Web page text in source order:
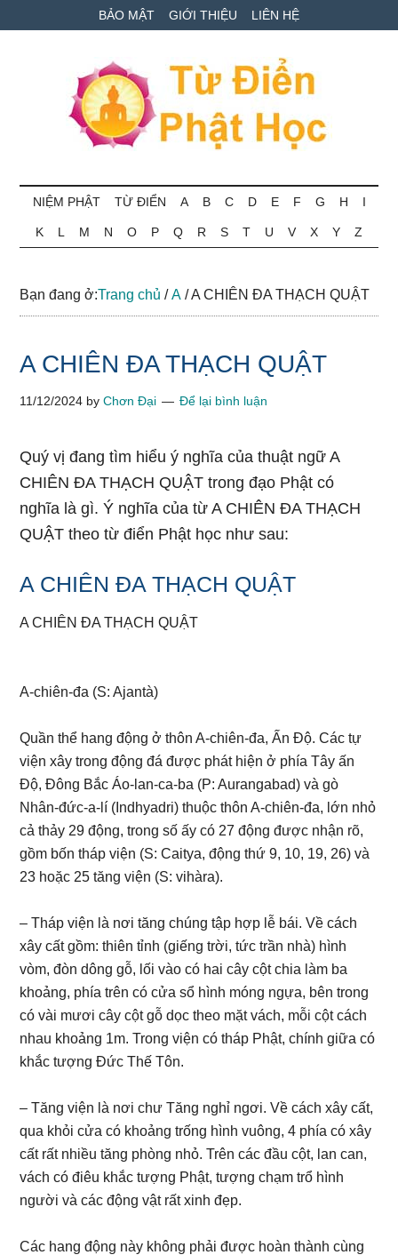
to
to
qua
BẢO MẬT GIỚI THIỆU LIÊN HỆ
Từ
điển
Phật
học
ngữ
NIỆM PHẬT TỪ ĐIỂN A B C D E F G H I
K L M N O P Q R S T U V X Y Z
Bạn đang ở:Trang chủ / A /A CHIÊN ĐA THẠCH QUẬT
A CHIÊN ĐA THẠCH QUẬT
11/12/2024 byChơn Đại Để lại bình luận
Quý vị đang tìm hiểu ý nghĩa của thuật ngữ A
CHIÊN ĐA THẠCH QUẬT trong đạo Phật có
nghĩa là gì. Ý nghĩa của từ A CHIÊN ĐA THẠCH
QUẬT theo từ điển Phật học như sau:
A CHIÊN ĐA THẠCH QUẬT
A CHIÊN ĐA THẠCH QUẬT
A-chiên-đa (S: Ajantà)
Quần thể hang động ở thôn A-chiên-đa, Ấn Độ. Các tự
viện xây trong động đá được phát hiện ở phía Tây ấn
Độ, Đông Bắc Áo-lan-ca-ba (P: Aurangabad) và gò
Nhân-đức-a-lí (Indhyadri) thuộc thôn A-chiên-đa, lớn nhỏ
cả thảy 29 động, trong số ấy có 27 động được nhận rõ,
gồm bốn tháp viện (S: Caitya, động thứ 9, 10, 19, 26) và
23 hoặc 25 tăng viện (S: vihàra).
– Tháp viện là nơi tăng chúng tập hợp lễ bái. Về cách
xây cất gồm: thiên tỉnh (giếng trời, tức trần nhà) hình
vòm, đòn dông gỗ, lối vào có hai cây cột chia làm ba
khoảng, phía trên có cửa sổ hình móng ngựa, bên trong
có vài mươi cây cột gỗ dọc theo mặt vách, mỗi cột cách
nhau khoảng 1m. Trong viện có tháp Phật, chính giữa có
khắc tượng Đức Thế Tôn.
– Tăng viện là nơi chư Tăng nghỉ ngơi. Về cách xây cất,
qua khỏi cửa có khoảng trống hình vuông, 4 phía có xây
cất rất nhiều tăng phòng nhỏ. Trên các đầu cột, lan can,
vách có điêu khắc tượng Phật, tượng chạm trổ hình
người và các động vật rất xinh đẹp.
Các hang động này không phải được hoàn thành cùng